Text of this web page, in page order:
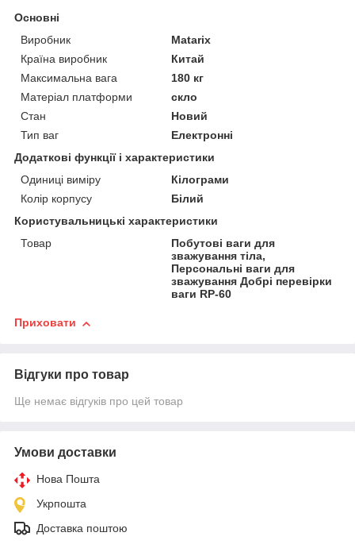
Основні
Виробник
Matarix
Країна виробник
Китай
Максимальна вага
180 кг
Матеріал платформи
скло
Стан
Новий
Тип ваг
Електронні
Додаткові функції і характеристики
Одиниці виміру
Кілограми
Колір корпусу
Білий
Користувальницькі характеристики
Товар
Побутові ваги для
зважування тіла,
Персональні ваги для
зважування Добрі перевірки
ваги RP-60
Приховати
Відгуки про товар
Ще немає відгуків про цей товар
Умови доставки
Нова Пошта
Укрпошта
Доставка поштою